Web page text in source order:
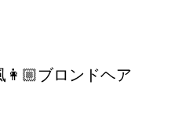
👩🏼ブロンドヘア